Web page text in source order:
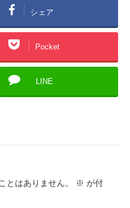
シェア
Pocket
LINE
とはありません。 ※ が付